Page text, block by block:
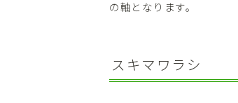
の軸となります。
スキマワラシ